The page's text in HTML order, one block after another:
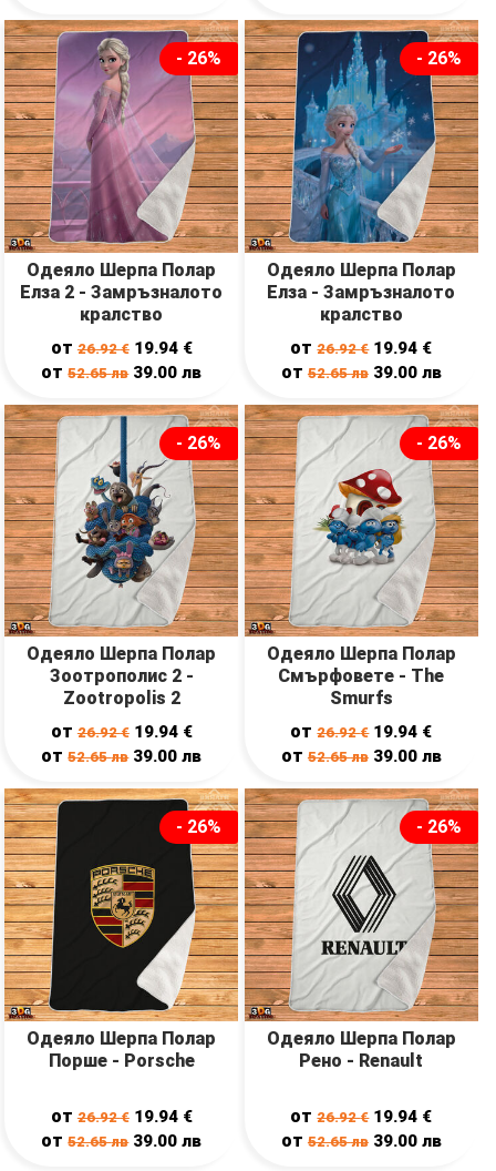
- 26%
Одеяло Шерпа Полар
Елза 2 - Замръзналото
кралство
от26.92€ 19.94 €
от52.65лв 39.00лв
- 26%
Одеяло Шерпа Полар
Елза - Замръзналото
кралство
от26.92€ 19.94 €
от 52.65лв 39.00 лв
- 26%
Одеяло Шерпа Полар
Зоотрополис 2 -
Zootropolis 2
от26.92€ 19.94 €
от52.65лв 39.00лв
- 26%
Одеяло Шерпа Полар
Смърфовете - The
Smurfs
от26.92€ 19.94 €
от 52.65лв 39.00 лв
- 26%
Одеяло Шерпа Полар
Порше - Porsche
от26.92€ 19.94 €
от52.65лв 39.00лв
- 26%
Одеяло Шерпа Полар
Рено - Renault
от26.92€ 19.94 €
от 52.65лв 39.00 лв